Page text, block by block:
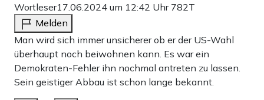
Wortleser17.06.2024 um 12:42 Uhr 782T
Melden
Man wird sich immer unsicherer ob er der US-Wahl
überhaupt noch beiwohnen kann. Es war ein
Demokraten-Fehler ihn nochmal antreten zu lassen.
Sein geistiger Abbau ist schon lange bekannt.